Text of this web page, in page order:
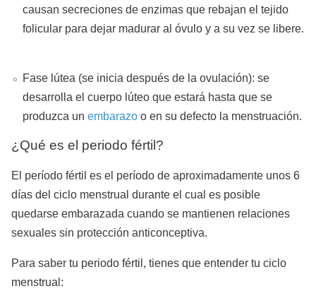
causan secreciones de enzimas que rebajan el tejido
folicular para dejar madurar al óvulo y a su vez se libere.
Fase lútea (se inicia después de la ovulación): se
desarrolla el cuerpo lúteo que estará hasta que se
produzca un embarazo o en su defecto la menstruación.
¿Qué es el periodo fértil?
El período fértil es el período de aproximadamente unos 6
días del ciclo menstrual durante el cual es posible
quedarse embarazada cuando se mantienen relaciones
sexuales sin protección anticonceptiva.
Para saber tu periodo fértil, tienes que entender tu ciclo
menstrual: